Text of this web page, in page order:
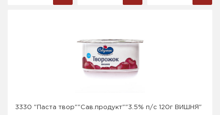
3330 "Паста твор""Сав.продукт""3.5% п/с 120г ВИШНЯ"